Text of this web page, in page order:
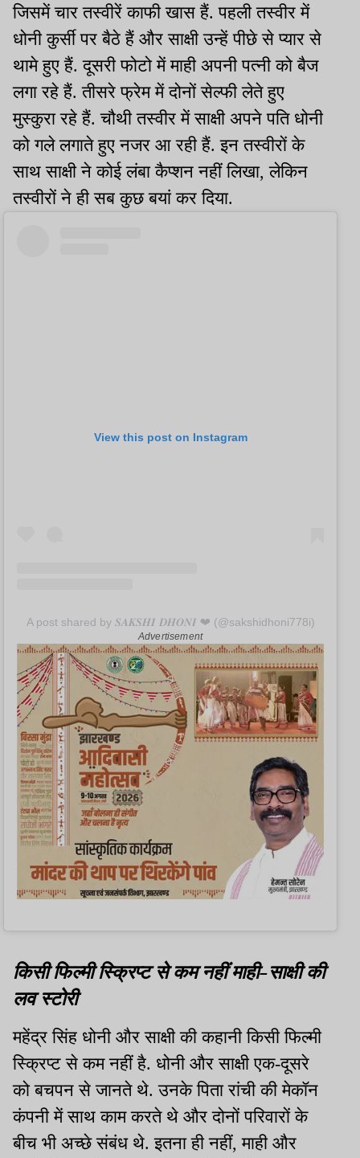
जिसमें चार तस्वीरें काफी खास हैं. पहली तस्वीर में
धोनी कुर्सी पर बैठे हैं और साक्षी उन्हें पीछे से प्यार से
थामे हुए हैं. दूसरी फोटो में माही अपनी पत्नी को बैज
लगा रहे हैं. तीसरे फ्रेम में दोनों सेल्फी लेते हुए
मुस्कुरा रहे हैं. चौथी तस्वीर में साक्षी अपने पति धोनी
को गले लगाते हुए नजर आ रही हैं. इन तस्वीरों के
साथ साक्षी ने कोई लंबा कैप्शन नहीं लिखा, लेकिन
तस्वीरों ने ही सब कुछ बयां कर दिया.
View this post on Instagram
A post shared by 𝑺𝑨𝑲𝑺𝑯𝑰 𝑫𝑯𝑶𝑵𝑰 ❤ (@sakshidhoni778i)
Advertisement
किसी फिल्मी स्क्रिप्ट से कम नहीं माही-साक्षी की
लव स्टोरी
महेंद्र सिंह धोनी और साक्षी की कहानी किसी फिल्मी
स्क्रिप्ट से कम नहीं है. धोनी और साक्षी एक-दूसरे
को बचपन से जानते थे. उनके पिता रांची की मेकॉन
कंपनी में साथ काम करते थे और दोनों परिवारों के
बीच भी अच्छे संबंध थे. इतना ही नहीं, माही और